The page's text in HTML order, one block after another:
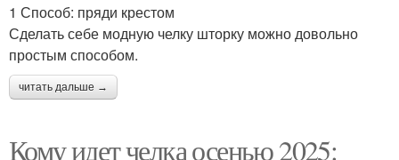
1 Способ: пряди крестом
Сделать себе модную челку шторку можно довольно
простым способом.
читать дальше →
Кому идет челка осенью 2025: